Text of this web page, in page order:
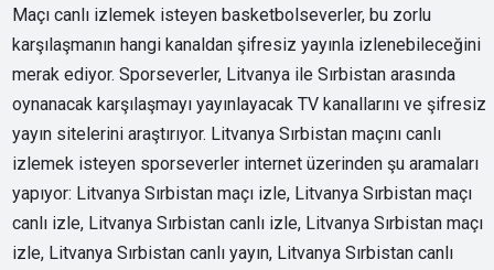
Maçı canlı izlemek isteyen basketbolseverler, bu zorlu
karşılaşmanın hangi kanaldan şifresiz yayınla izlenebileceğini
merak ediyor. Sporseverler, Litvanya ile Sırbistan arasında
oynanacak karşılaşmayı yayınlayacak TV kanallarını ve şifresiz
yayın sitelerini araştırıyor. Litvanya Sırbistan maçını canlı
izlemek isteyen sporseverler internet üzerinden şu aramaları
yapıyor: Litvanya Sırbistan maçı izle, Litvanya Sırbistan maçı
canlı izle, Litvanya Sırbistan canlı izle, Litvanya Sırbistan maçı
izle, Litvanya Sırbistan canlı yayın, Litvanya Sırbistan canlı